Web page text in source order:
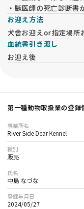
・獣医師の死亡診断書
お迎え方法
犬舎お迎えor指定場所
血統書引き渡し
お迎え後
第一種動物取扱業の登録
事業所名
River Side Dear Kennel
種別
販売
氏名
中島 なづな
登録年月日
2024/05/27